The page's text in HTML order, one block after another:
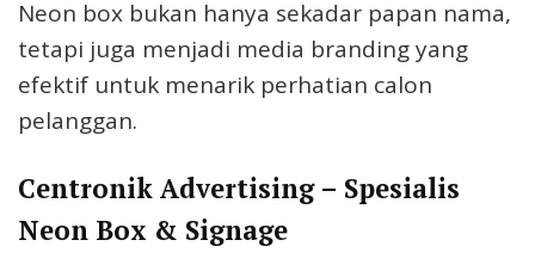
Neon box bukan hanya sekadar papan nama,
tetapi juga menjadi media branding yang
efektif untuk menarik perhatian calon
pelanggan.
Centronik Advertising – Spesialis
Neon Box & Signage